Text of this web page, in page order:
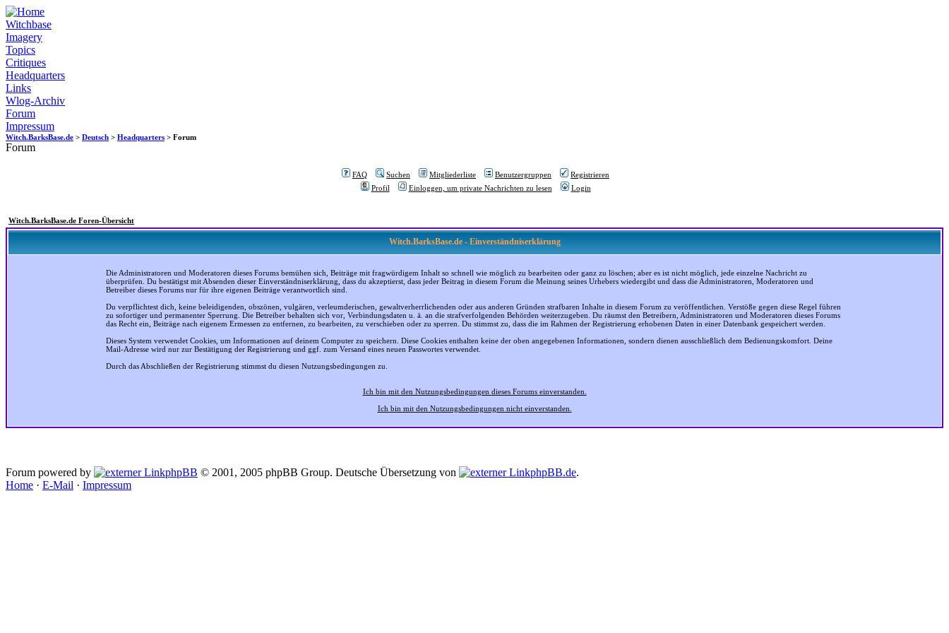
Witchbase
Imagery
Topics
Critiques
Headquarters
Links
Wlog-Archiv
Forum
Impressum
Witch.BarksBase.de > Deutsch > Headquarters > Forum
Forum
FAQ Suchen Mitgliederliste Benutzergruppen
Registrieren
Profil
Einloggen, um private Nachrichten zu lesen Login
Witch.BarksBase.de Foren-Übersicht
Witch.BarksBase.de - Einverständniserklärung
Die Administratoren und Moderatoren dieses Forums bemühen sich, Beiträge mit fragwürdigem Inhalt so schnell wie möglich zu bearbeiten oder ganz zu löschen; aber es ist nicht möglich, jede einzelne Nachricht zu
überprüfen. Du bestätigst mit Absenden dieser Einverständniserklärung, dass du akzeptierst, dass jeder Beitrag in diesem Forum die Meinung seines Urhebers wiedergibt und dass die Administratoren, Moderatoren und
Betreiber dieses Forums nur für ihre eigenen Beiträge verantwortlich sind.
Du verpflichtest dich, keine beleidigenden, obszönen, vulgären, verleumderischen, gewaltverherrlichenden oder aus anderen Gründen strafbaren Inhalte in diesem Forum zu veröffentlichen. Verstöße gegen diese Regel führen
zu sofortiger und permanenter Sperrung. Die Betreiber behalten sich vor, Verbindungsdaten u. ä. an die strafverfolgenden Behörden weiterzugeben. Du räumst den Betreibern, Administratoren und Moderatoren dieses Forums
das Recht ein, Beiträge nach eigenem Ermessen zu entfernen, zu bearbeiten, zu verschieben oder zu sperren. Du stimmst zu, dass die im Rahmen der Registrierung erhobenen Daten in einer Datenbank gespeichert werden.
Dieses System verwendet Cookies, um Informationen auf deinem Computer zu speichern. Diese Cookies enthalten keine der oben angegebenen Informationen, sondern dienen ausschließlich dem Bedienungskomfort. Deine
Mail-Adresse wird nur zur Bestätigung der Registrierung und ggf. zum Versand eines neuen Passwortes verwendet.
Durch das Abschließen der Registrierung stimmst du diesen Nutzungsbedingungen zu.
Ich bin mit den Nutzungsbedingungen dieses Forums einverstanden.
Ich bin mit den Nutzungsbedingungen nicht einverstanden.
Forum powered by phpBB © 2001, 2005 phpBB Group. Deutsche Übersetzung von phpBB.de.
Home · E-Mail · Impressum